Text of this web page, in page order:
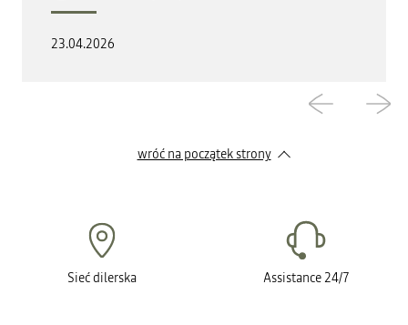
23.04.2026
wróć na początek strony
Sieć dilerska Assistance 24/7